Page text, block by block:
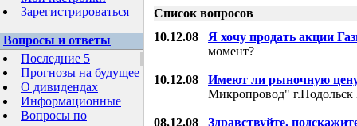
Зарегистрироваться
Вопросы и ответы
Последние 5
Прогнозы на будущее
О дивидендах
Информационные
Вопросы по
Список вопросов
10.12.08 Я хочу продать акции
момент?
10.12.08
Имеют ли рыночную
Микропровод"
08.12.08
Здравствуйте,